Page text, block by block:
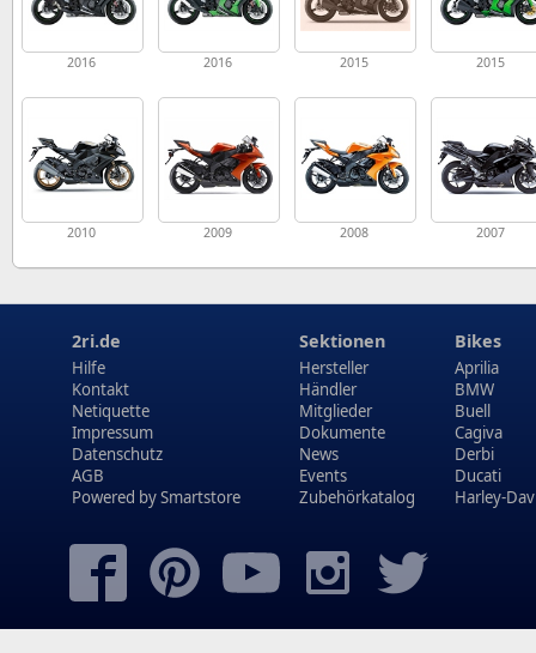
2016 2016 2015 2015
2010 2009 2008 2007
2ri.de
Hilfe
Kontakt
Netiquette
Impressum
Datenschutz
AGB
Powered bySmartstore
Sektionen
Hersteller
Händler
Mitglieder
Dokumente
News
Events
Zubehörkatalog
Bikes
Aprilia
BMW
Buell
Cagiva
Derbi
Ducati
Harley-